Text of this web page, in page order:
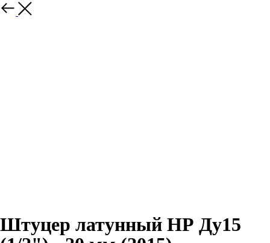
Назад
Штуцер латунный НР Ду15